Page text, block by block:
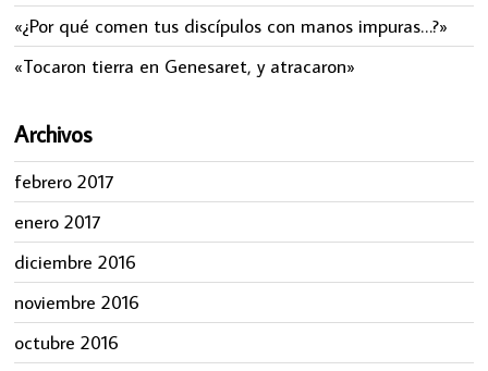
«¿Por qué comen tus discípulos con manos impuras…?»
«Tocaron tierra en Genesaret, y atracaron»
Archivos
febrero 2017
enero 2017
diciembre 2016
noviembre 2016
octubre 2016